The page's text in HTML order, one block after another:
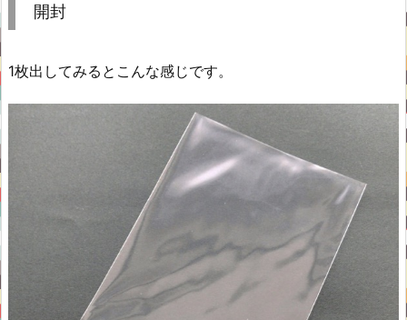
開封
1枚出してみるとこんな感じです。